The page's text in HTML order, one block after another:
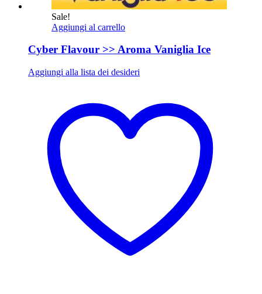
Sale!
Aggiungi al carrello
Cyber Flavour >> Aroma Vaniglia Ice
Aggiungi alla lista dei desideri